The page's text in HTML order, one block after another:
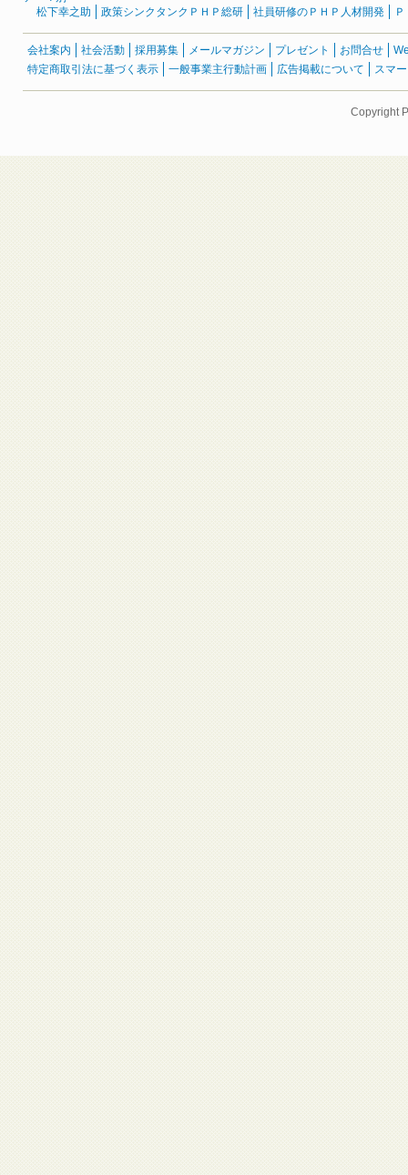
松下幸之助
政策シンクタンクＰＨＰ総研 社員研修のＰＨＰ人材開発
会社案内 社会活動 採用募集 メールマガジン プレゼント お問合せ
特定商取引法に基づく表示
一般事業主行動計画 広告掲載について スマ
Copyright